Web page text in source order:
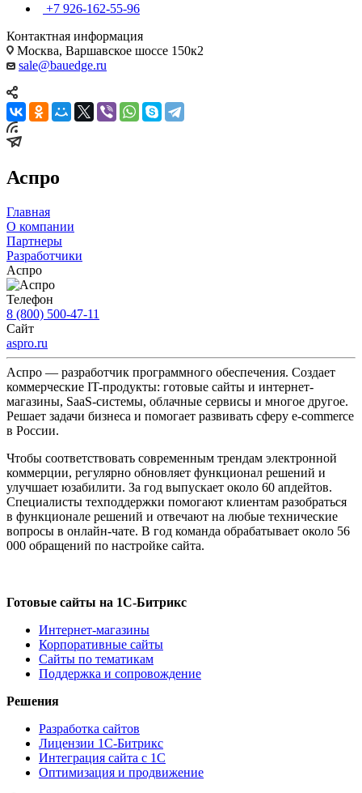
+7 926-162-55-96
Контактная информация
Москва, Варшавское шоссе 150к2
sale@bauedge.ru
Аспро
Главная
О компании
Партнеры
Разработчики
Аспро
Телефон
8 (800) 500-47-11
Сайт
aspro.ru
Аспро — разработчик программного обеспечения. Создает
коммерческие IT-продукты: готовые сайты и интернет-
магазины, SaaS-системы, облачные сервисы и многое другое.
Решает задачи бизнеса и помогает развивать сферу e-commerce
в России.
Чтобы соответствовать современным трендам электронной
коммерции, регулярно обновляет функционал решений и
улучшает юзабилити. За год выпускает около 60 апдейтов.
Специалисты техподдержки помогают клиентам разобраться
в функционале решений и отвечают на любые технические
вопросы в онлайн-чате. В год команда обрабатывает около 56
000 обращений по настройке сайта.
Готовые сайты на 1С-Битрикс
Интернет-магазины
Корпоративные сайты
Сайты по тематикам
Поддержка и сопровождение
Решения
Разработка сайтов
Лицензии 1С-Битрикс
Интеграция сайта с 1С
Оптимизация и продвижение